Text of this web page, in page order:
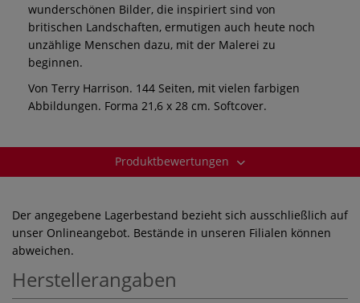
wunderschönen Bilder, die inspiriert sind von
britischen Landschaften, ermutigen auch heute noch
unzählige Menschen dazu, mit der Malerei zu
beginnen.
Von Terry Harrison. 144 Seiten, mit vielen farbigen
Abbildungen. Forma 21,6 x 28 cm. Softcover.
Produktbewertungen
Der angegebene Lagerbestand bezieht sich ausschließlich auf
unser Onlineangebot. Bestände in unseren Filialen können
abweichen.
Herstellerangaben